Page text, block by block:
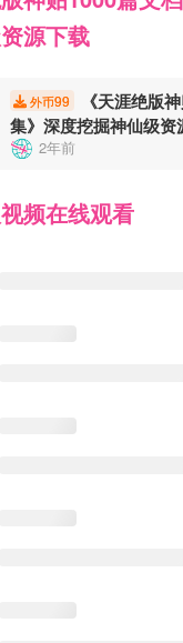
源下载
外币99
《天涯绝版
集》深度挖掘神仙级资
2年前
频在线观看